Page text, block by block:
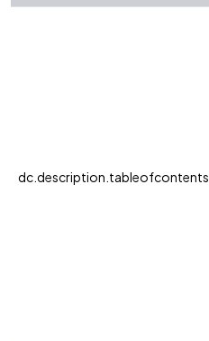
dc.description.tableofcontents